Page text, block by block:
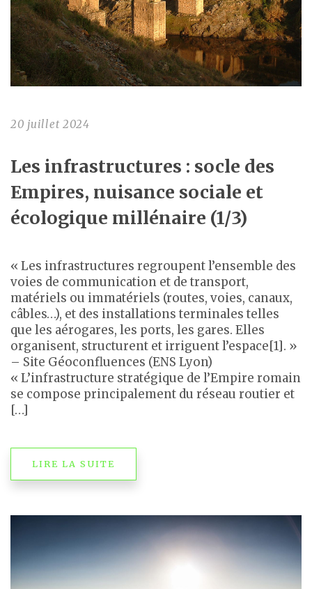
20 juillet 2024
Les infrastructures : socle des
Empires, nuisance sociale et
écologique millénaire (1/3)
« Les infrastructures regroupent l’ensemble des
voies de communication et de transport,
matériels ou immatériels (routes, voies, canaux,
câbles…), et des installations terminales telles
que les aérogares, les ports, les gares. Elles
organisent, structurent et irriguent l’espace[1]. »
– Site Géoconfluences (ENS Lyon)
« L’infrastructure stratégique de l’Empire romain
se compose principalement du réseau routier et
[…]
LIRE LA SUITE